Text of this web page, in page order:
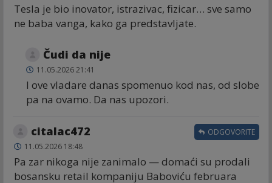
Tesla je bio inovator, istrazivac, fizicar… sve samo
ne baba vanga, kako ga predstavljate.
Čudi da nije
11.05.2026 21:41
I ove vladare danas spomenuo kod nas, od slobe
pa na ovamo. Da nas upozori.
citalac472
11.05.2026 18:48
Pa zar nikoga nije zanimalo — domaći su prodali
bosansku retail kompaniju Baboviću februara
ODGOVORITE